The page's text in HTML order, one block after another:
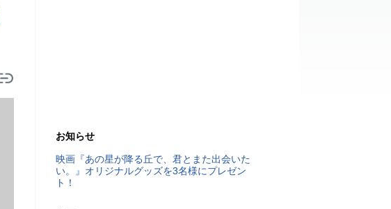
お知らせ
映画『あの星が降る丘で、君とまた出会いた
い。』オリジナルグッズを3名様にプレゼン
ト！